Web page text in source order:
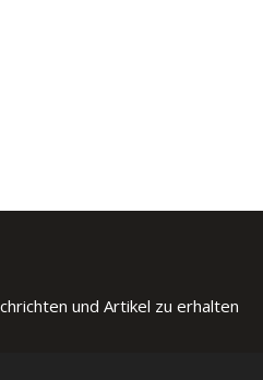
und Artikel zu erhalten